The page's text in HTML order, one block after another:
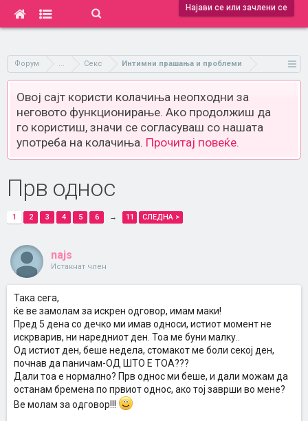
Најави се или зачлени се
Форум ... Секс Интимни прашања и проблеми
Овој сајт користи колачиња неопходни за
неговото функционирање. Ако продолжиш да
го користиш, значи се согласуваш со нашата
употреба на колачиња. Прочитај повеќе.
Прв однос
1 2 3 4 5 6 → 11 СЛЕДНА >
najs
Истакнат член
Така сега,
ќе ве замолам за искрен одговор, имам маки!
Пред 5 дена со дечко ми имав односи, истиот момент не
искрварив, ни наредниот ден. Тоа ме буни малку..
Од истиот ден, беше недела, стомакот ме боли секој ден,
почнав да паничам-ОД ШТО Е ТОА???
Дали тоа е нормално? Прв однос ми беше, и дали можам да
останам бремена по првиот однос, ако тој заврши во мене?
Ве молам за одговор!!!